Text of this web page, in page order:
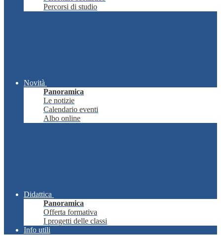
Percorsi di studio
Novità
Panoramica
Le notizie
Calendario eventi
Albo online
Didattica
Panoramica
Offerta formativa
I progetti delle classi
Info utili